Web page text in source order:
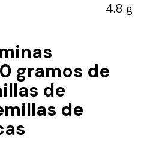
4.8 g
gramos de
de
de